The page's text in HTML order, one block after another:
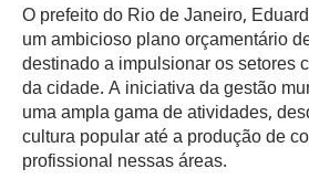
O prefeito do Rio de Janeiro,
um ambicioso plano orçamentário
destinado a impulsionar os setores
da cidade. A iniciativa da gestão
uma ampla gama de atividades,
cultura popular até a produção de
profissional nessas áreas.